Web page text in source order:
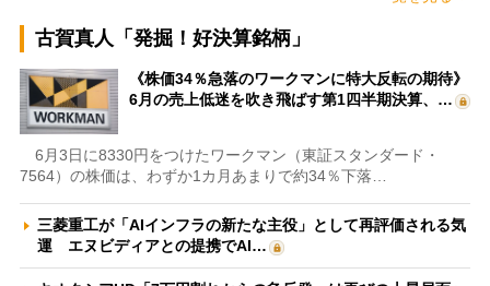
古賀真人「発掘！好決算銘柄」
《株価34％急落のワークマンに特大反転の期待》
6月の売上低迷を吹き飛ばす第1四半期決算、…
6月3日に8330円をつけたワークマン（東証スタンダード・
7564）の株価は、わずか1カ月あまりで約34％下落…
三菱重工が「AIインフラの新たな主役」として再評価される気
運 エヌビディアとの提携でAI…